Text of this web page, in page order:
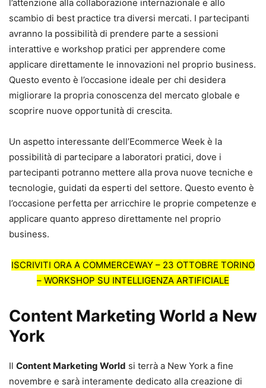
l’attenzione alla collaborazione internazionale e allo
scambio di best practice tra diversi mercati. I partecipanti
avranno la possibilità di prendere parte a sessioni
interattive e workshop pratici per apprendere come
applicare direttamente le innovazioni nel proprio business.
Questo evento è l’occasione ideale per chi desidera
migliorare la propria conoscenza del mercato globale e
scoprire nuove opportunità di crescita.
Un aspetto interessante dell’Ecommerce Week è la
possibilità di partecipare a laboratori pratici, dove i
partecipanti potranno mettere alla prova nuove tecniche e
tecnologie, guidati da esperti del settore. Questo evento è
l’occasione perfetta per arricchire le proprie competenze e
applicare quanto appreso direttamente nel proprio
business.
ISCRIVITI ORA A COMMERCEWAY – 23 OTTOBRE TORINO
– WORKSHOP SU INTELLIGENZA ARTIFICIALE
Content Marketing World a New
York
Il Content Marketing World si terrà a New York a fine
novembre e sarà interamente dedicato alla creazione di